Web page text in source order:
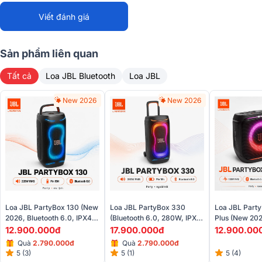
Công nghệ AI
EASYSING tách lời
dây
2404 – 2478 MHz
Công suất phát < 8.5 dBm (EIRP)
Phạm vi hoạt động Tối đa 30 m
Thời lượng pin Lên đến 10 giờ
Loại pin Li-ion 3.7V / 240mAh
Mức đầu ra tối đa của
bộ thu
< 1 Vrms
Viết đánh giá
Sản phẩm liên quan
Tất cả Loa JBL Bluetooth Loa JBL
New 2026
Loa JBL PartyBox 130 (New
2026, Bluetooth 6.0, IPX4,
AI Sound Boost, Auracast)
12.900.000đ
Quà 2.790.000đ
5 (3)
New 2026
Loa JBL PartyBox 330
(Bluetooth 6.0, 280W, IPX4,
AI Sound Boost)
17.900.000đ
Quà2.790.000đ
5 (1)
Loa JBL
Plus (New
15h,
5 (4)